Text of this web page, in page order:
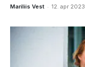
Mariliis Vest - 12. apr 2023